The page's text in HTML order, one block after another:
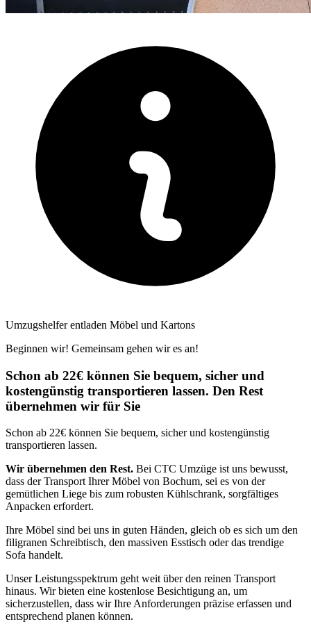
Umzugshelfer entladen Möbel und Kartons
Beginnen wir! Gemeinsam gehen wir es an!
Schon ab 22€ können Sie bequem, sicher und
kostengünstig transportieren lassen. Den Rest
übernehmen wir für Sie
Schon ab 22€ können Sie bequem, sicher und kostengünstig
transportieren lassen.
Wir übernehmen den Rest. Bei CTC Umzüge ist uns bewusst,
dass der Transport Ihrer Möbel von Bochum, sei es von der
gemütlichen Liege bis zum robusten Kühlschrank, sorgfältiges
Anpacken erfordert.
Ihre Möbel sind bei uns in guten Händen, gleich ob es sich um den
filigranen Schreibtisch, den massiven Esstisch oder das trendige
Sofa handelt.
Unser Leistungsspektrum geht weit über den reinen Transport
hinaus. Wir bieten eine kostenlose Besichtigung an, um
sicherzustellen, dass wir Ihre Anforderungen präzise erfassen und
entsprechend planen können.